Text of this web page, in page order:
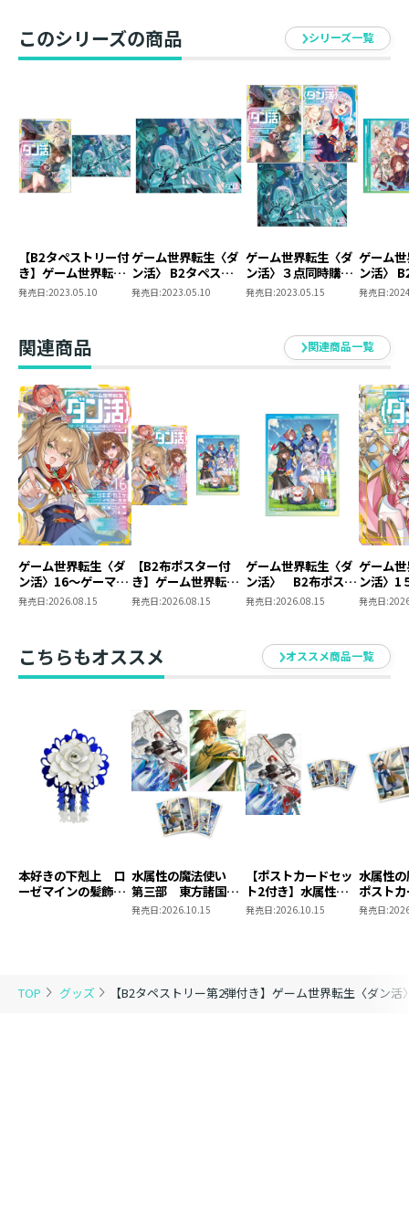
TOP グッズ 【B2タペストリー第2弾付き】ゲーム世界転生〈ダン
するもそこではかわいすぎる猫型モンスターたちが待ち
構えていた⁉ メロメロにされるがまま攻撃できないま
や〈ワイルドニャー〉が挟み撃ちで襲いかかり――？
「背中は預けるわ――こっちの猫(モンスター)は任せなさ
い！」
仲間を増やして、強ジョブ・お宝・超ゲット！ ダンジ
ョン攻略ファンタジー第8巻！
≪ダン活≫タペストリー第2弾！
7巻口絵がB2サイズのタペストリーになって登場！
ぜひお部屋に飾ってお楽しみください♪
■著者紹介
ニシキギ・カエデ
自然大好き、ゲーム大好き人。
猫も大好きで最近〈幸猫様〉似のぬいぐるみを買おうか
悩み中。
ゲームの世界に入って猫と一緒に冒険してみたいこの
頃。
最近は〈ダン活〉タペストリーを眺めるのが楽しみ。
仕様 ： 特典SS付き書籍＋B2タペストリー第2
弾＋B2タペストリー第2弾用特典SS
グッズ素材 ： Wスエード
グッズサイズ ： B2(728x515mm)
著 ： ニシキギ・カエデ
イラスト ： 朱里
このシリーズの商品 シリーズ一覧
【B2タペストリー付
き】ゲーム世界転生
〈ダン活〉05～ゲー
マーは【ダンジョン
イする～
発売日:2023.05.10
ゲーム世界転生〈ダ
ン活〉 B2タペストリ
ー
発売日:2023.05.10
ゲーム世界転生〈ダ
ン活〉３点同時購入
セット（原作小説第
5巻＋コミックス第2
発売日:2023.05.15
ゲーム
ン活〉
ー第2弾
発売日:
関連商品 関連商品一覧
ゲーム世界転生〈ダ
ン活〉16～ゲーマー
は【ダンジョン就活
発売日:2026.08.15
【B2布ポスター付
き】ゲーム世界転生
〈ダン活〉16～ゲー
イする～
発売日:2026.08.15
ゲーム世界転生〈ダ
ン活〉 B2布ポスタ
ー
発売日:2026.08.15
ゲーム
ン活〉1
ーは【
る～
発売日:
こちらもオススメ オススメ商品一覧
本好きの下剋上 ロ
ーゼマインの髪飾り
水属性の魔法使い
第三部 東方諸国編
8 同時発売まとめ
発売日:2026.10.15
【ポストカードセッ
ト2付き】水属性の
魔法使い 第三部
発売日:2026.10.15
水属性
ポスト
2
発売日: